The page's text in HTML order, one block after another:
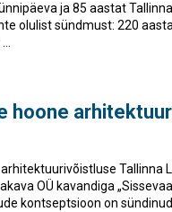
ja 85 aastat
olulist sündmust: 220
hoone
Tallinna
OÜ kavandiga
kontseptsioon on sündinud